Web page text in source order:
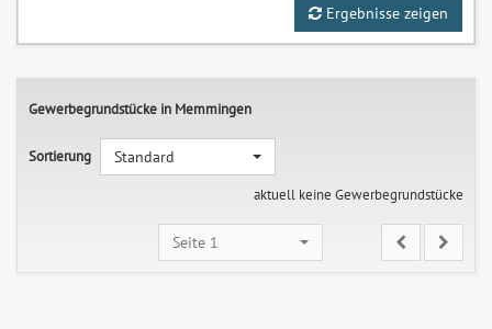
Ergebnisse zeigen
Gewerbegrundstücke in Memmingen
Sortierung
Standard
aktuell keine Gewerbegrundstücke
Seite 1